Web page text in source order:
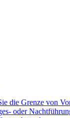
die Grenze von
oder